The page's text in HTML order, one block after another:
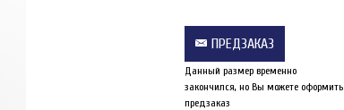
ПРЕДЗАКАЗ
Данный размер временно
закончился, но Вы можете оформить
предзаказ